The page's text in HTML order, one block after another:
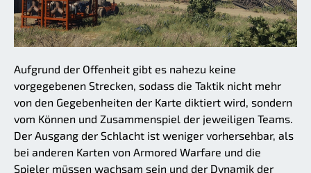
Aufgrund der Offenheit gibt es nahezu keine
vorgegebenen Strecken, sodass die Taktik nicht mehr
von den Gegebenheiten der Karte diktiert wird, sondern
vom Können und Zusammenspiel der jeweiligen Teams.
Der Ausgang der Schlacht ist weniger vorhersehbar, als
bei anderen Karten von Armored Warfare und die
Spieler müssen wachsam sein und der Dynamik der